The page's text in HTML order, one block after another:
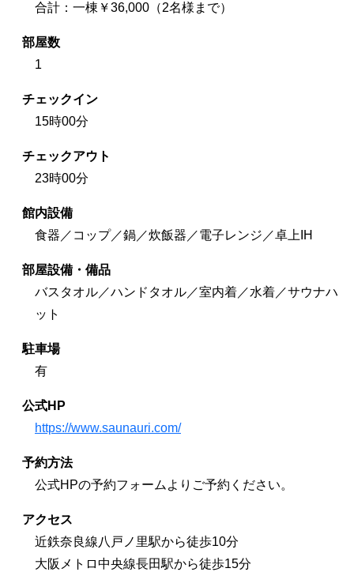
合計：一棟￥36,000（2名様まで）
部屋数
1
チェックイン
15時00分
チェックアウト
23時00分
館内設備
食器／コップ／鍋／炊飯器／電子レンジ／卓上IH
部屋設備・備品
バスタオル／ハンドタオル／室内着／水着／サウナハ
ット
駐車場
有
公式HP
https://www.saunauri.com/
予約方法
公式HPの予約フォームよりご予約ください。
アクセス
近鉄奈良線八戸ノ里駅から徒歩10分
大阪メトロ中央線長田駅から徒歩15分